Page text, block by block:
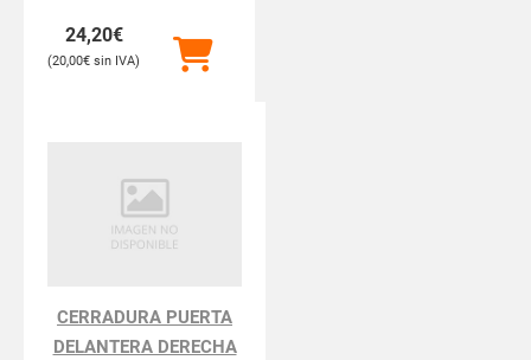
24,20€
20,00€
CERRADURA PUERTA
DELANTERA DERECHA